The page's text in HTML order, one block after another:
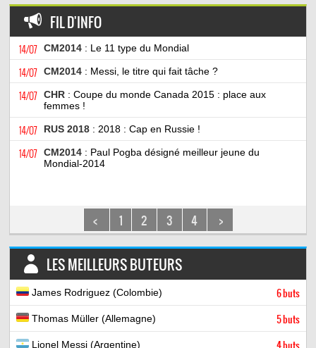
FIL D'INFO
14/07 CM2014 : Le 11 type du Mondial
14/07 CM2014 : Messi, le titre qui fait tâche ?
14/07 CHR : Coupe du monde Canada 2015 : place aux
femmes !
14/07 RUS 2018 : 2018 : Cap en Russie !
14/07 CM2014 : Paul Pogba désigné meilleur jeune du
Mondial-2014
< 1 2 3 4 >
LES MEILLEURS BUTEURS
James Rodriguez (Colombie) 6 buts
Thomas Müller (Allemagne) 5 buts
Lionel Messi (Argentine) 4 buts